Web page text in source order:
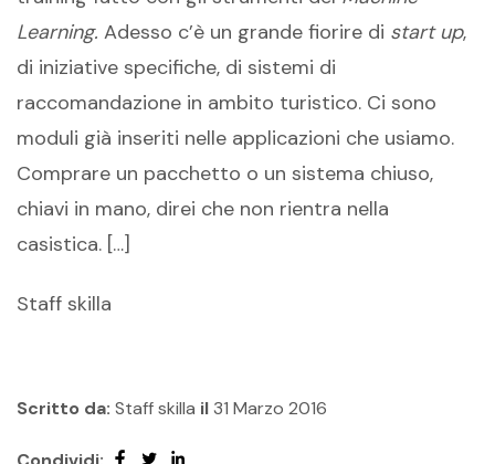
Learning. Adesso c’è un grande fiorire di start up,
di iniziative specifiche, di sistemi di
raccomandazione in ambito turistico. Ci sono
moduli già inseriti nelle applicazioni che usiamo.
Comprare un pacchetto o un sistema chiuso,
chiavi in mano, direi che non rientra nella
casistica. […]
Staff skilla
Scritto da: Staff skilla il31 Marzo 2016